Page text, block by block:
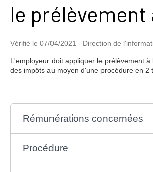
le prélèvement
Vérifié le 07/04/2021 - Direction de
L'employeur doit appliquer le prélèvement
des impôts au moyen d'une procédure en 2
Rémunérations concernées
Procédure